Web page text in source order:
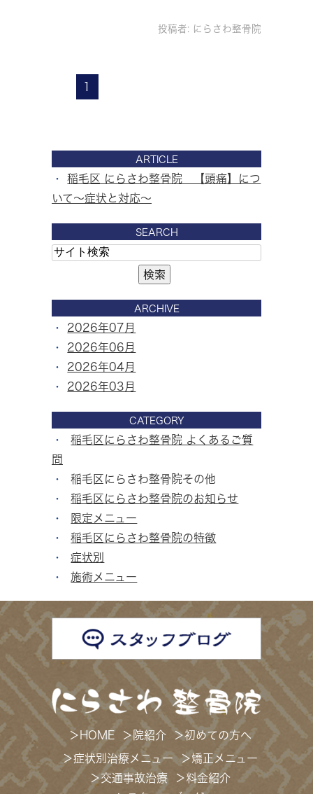
投稿者: にらさわ整骨院
1
ARTICLE
稲毛区 にらさわ整骨院 【頭痛】につ
いて～症状と対応～
SEARCH
ARCHIVE
2026年07月
2026年06月
2026年04月
2026年03月
CATEGORY
稲毛区にらさわ整骨院 よくあるご質
問
稲毛区にらさわ整骨院その他
稲毛区にらさわ整骨院のお知らせ
限定メニュー
稲毛区にらさわ整骨院の特徴
症状別
施術メニュー
＞ HOME ＞院紹介 ＞初めての方へ
＞症状別治療メニュー ＞矯正メニュー
＞交通事故治療 ＞料金紹介